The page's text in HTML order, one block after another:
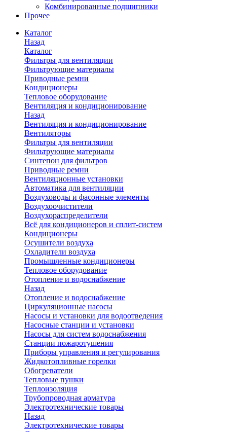
Комбинированные подшипники
Прочее
Каталог
Назад
Каталог
Фильтры для вентиляции
Фильтрующие материалы
Приводные ремни
Кондиционеры
Тепловое оборудование
Вентиляция и кондиционирование
Назад
Вентиляция и кондиционирование
Вентиляторы
Фильтры для вентиляции
Фильтрующие материалы
Синтепон для фильтров
Приводные ремни
Вентиляционные установки
Автоматика для вентиляции
Воздуховоды и фасонные элементы
Воздухоочистители
Воздухораспределители
Всё для кондиционеров и сплит-систем
Кондиционеры
Осушители воздуха
Охладители воздуха
Промышленные кондиционеры
Тепловое оборудование
Отопление и водоснабжение
Назад
Отопление и водоснабжение
Циркуляционные насосы
Насосы и установки для водоотведения
Насосные станции и установки
Насосы для систем водоснабжения
Станции пожаротушения
Приборы управления и регулирования
Жидкотопливные горелки
Обогреватели
Тепловые пушки
Теплоизоляция
Трубопроводная арматура
Электротехнические товары
Назад
Электротехнические товары